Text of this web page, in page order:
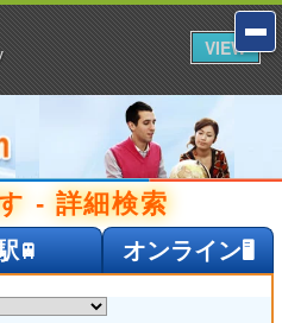
- 詳細検索
🚆 オンライン🖥️
VIEW
VIEW